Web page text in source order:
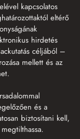
kapcsolatos
eltérő
hirdetés
céljából –
mellett és az
és a
biztosítani kell,